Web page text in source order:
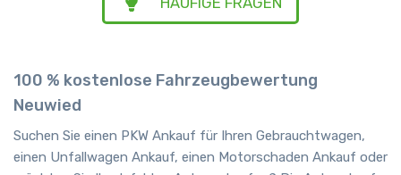
100 % kostenlose Fahrzeugbewertung
Neuwied
Suchen Sie einen PKW Ankauf für Ihren Gebrauchtwagen,
einen Unfallwagen Ankauf, einen Motorschaden Ankauf oder